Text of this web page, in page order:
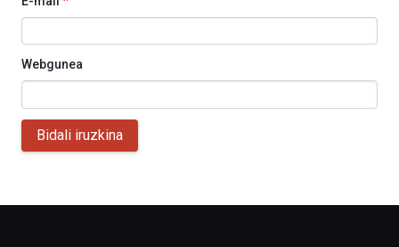
Webgunea
Bidali iruzkina